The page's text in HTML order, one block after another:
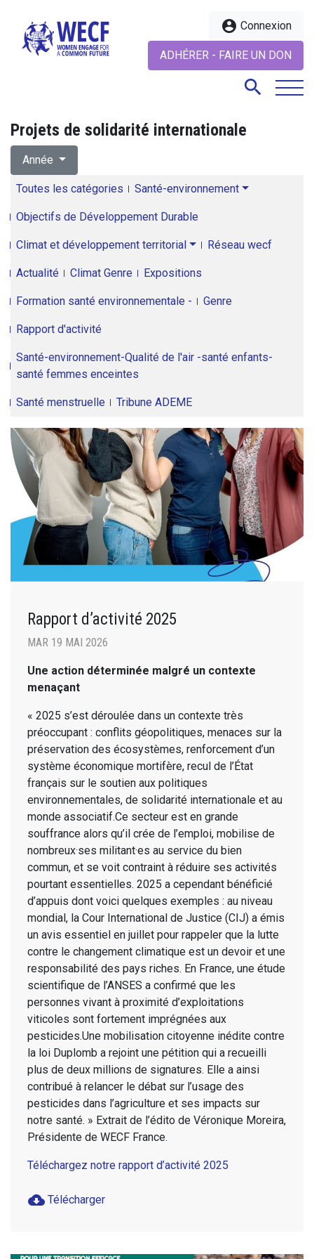
account_circle Connexion
ADHÉRER - FAIRE UN DON
search
Projets de solidarité internationale
Année
Toutes les catégories Santé-environnement
Objectifs de Développement Durable
Climat et développement territorial Réseau wecf
Actualité Climat Genre Expositions
Formation santé environnementale - Genre
Rapport d'activité
Santé-environnement-Qualité de l'air -santé enfants-
santé femmes enceintes
Santé menstruelle Tribune ADEME
Rapport d’activité 2025
MAR 19 MAI 2026
Une action déterminée malgré un contexte
menaçant
« 2025 s’est déroulée dans un contexte très
préoccupant : conflits géopolitiques, menaces sur la
préservation des écosystèmes, renforcement d’un
système économique mortifère, recul de l’État
français sur le soutien aux politiques
environnementales, de solidarité internationale et au
monde associatif.Ce secteur est en grande
souffrance alors qu’il crée de l’emploi, mobilise de
nombreux·ses militant·es au service du bien
commun, et se voit contraint à réduire ses activités
pourtant essentielles. 2025 a cependant bénéficié
d’appuis dont voici quelques exemples : au niveau
mondial, la Cour International de Justice (CIJ) a émis
un avis essentiel en juillet pour rappeler que la lutte
contre le changement climatique est un devoir et une
responsabilité des pays riches. En France, une étude
scientifique de l’ANSES a confirmé que les
personnes vivant à proximité d’exploitations
viticoles sont fortement imprégnées aux
pesticides.Une mobilisation citoyenne inédite contre
la loi Duplomb a rejoint une pétition qui a recueilli
plus de deux millions de signatures. Elle a ainsi
contribué à relancer le débat sur l’usage des
pesticides dans l’agriculture et ses impacts sur
notre santé. » Extrait de l’édito de Véronique Moreira,
Présidente de WECF France.
Téléchargez notre rapport d’activité 2025
cloud_download Télécharger